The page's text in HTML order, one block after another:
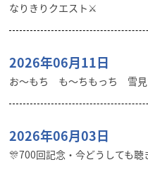
なりきりクエスト⚔️
2026年06月11日
お〜もち も〜ちもっち 雪見
2026年06月03日
🎊700回記念・今どうしても